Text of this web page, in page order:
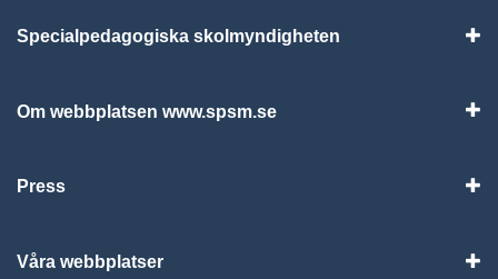
Specialpedagogiska skolmyndigheten
Om webbplatsen www.spsm.se
Press
Våra webbplatser